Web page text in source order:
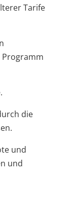
Tarife
Programm
die
und
und